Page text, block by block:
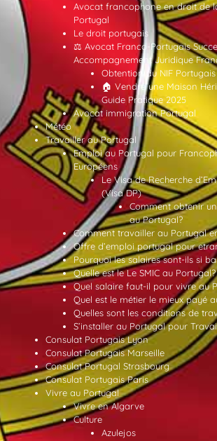
Avocat francophone en droit de
Portugal
Le droit portugais
⚖️ Avocat Franco-Portugais
Accompagnement Juridique
Obtention du NIF Portugais
🏠 Vendre une Maison
Guide Pratique 2025
Avocat immigration Portugal
Météo
Travailler au Portugal
Emploi au Portugal pour
Européens
Le Visa de Recherche
(Visa DP)
Comment obtenir
au Portugal?
Comment travailler au Portugal
Offre d’emploi portugal pour
Pourquoi les salaires sont-ils si
Quelle est le Le SMIC au Portugal?
Quel salaire faut-il pour vivre au
Quel est le métier le mieux payé
Quelles sont les conditions de
S’installer au Portugal pour
Consulat Portugais Lyon
Consulat Portugais Marseille
Consulat Portugal Strasbourg
Consulat Portugais Paris
Vivre au Portugal
Vivre en Algarve
Culture
Azulejos